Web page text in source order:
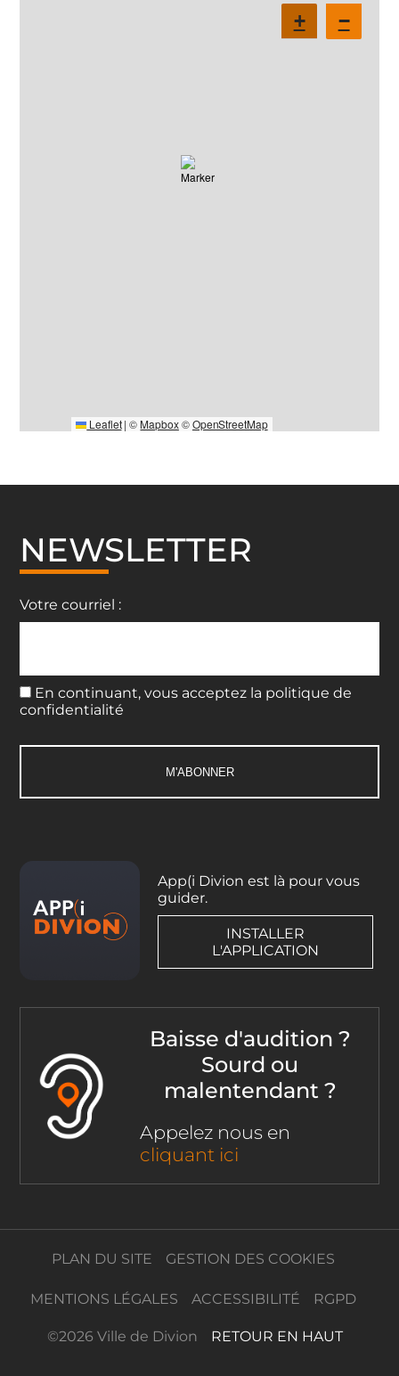
+ −
Leaflet | © Mapbox©OpenStreetMap
NEWSLETTER
Votre courriel :
En continuant, vous acceptez la politique de
confidentialité
App(i Divion est là pour vous
guider.
INSTALLER
L'APPLICATION
Baisse d'audition ?
Sourd ou
malentendant ?
Appelez nous en
cliquant ici
PLAN DU SITE GESTION DES COOKIES
MENTIONS LÉGALES ACCESSIBILITÉ RGPD
©2026 Ville de Divion RETOUR EN HAUT